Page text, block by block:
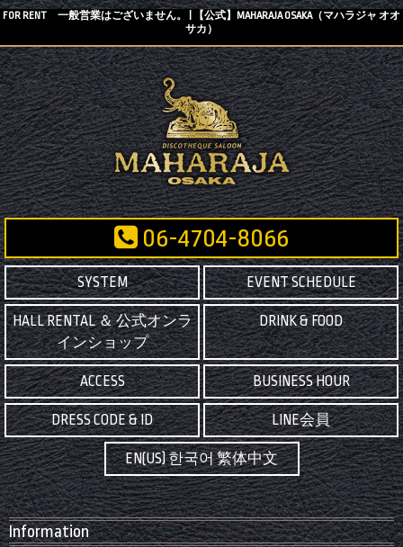
FOR RENT 一般営業はございません。 | 【公式】MAHARAJA OSAKA（マハラジャ オオ
サカ）
06-4704-8066
SYSTEM EVENT SCHEDULE
HALL RENTAL ＆ 公式オンラ
インショップ
DRINK & FOOD
ACCESS BUSINESS HOUR
DRESS CODE & ID LINE会員
EN(US) 한국어 繁体中文
Information